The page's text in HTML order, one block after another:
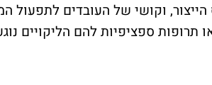
וקושי של העובדים לתפעול
ספציפיות להם הליקויים